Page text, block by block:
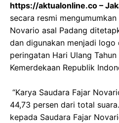
https://aktualonline.co –
secara resmi
Novario asal Padang
dan digunakan menjadi logo
peringatan Hari Ulang
Kemerdekaan Republik
“Karya Saudara Fajar
44,73 persen dari total
kepada Saudara Fajar